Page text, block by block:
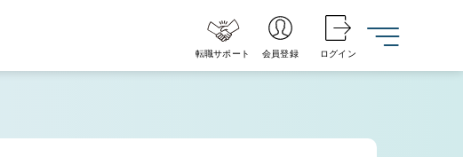
転職サポート 会員登録 ログイン